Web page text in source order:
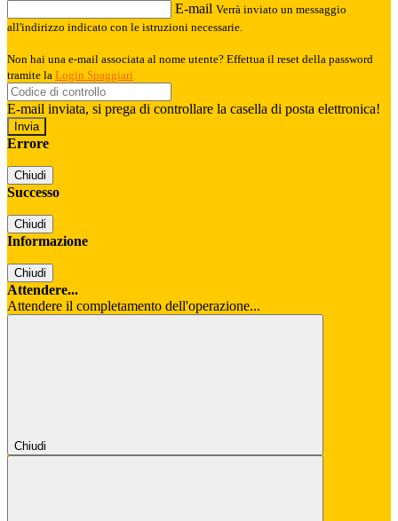
E-mail Verrà inviato un messaggio
all'indirizzo indicato con le istruzioni necessarie.
Non hai una e-mail associata al nome utente? Effettua il reset della password
tramite la Login Spaggiari
E-mail inviata, si prega di controllare la casella di posta elettronica!
Errore
Chiudi
Successo
Chiudi
Informazione
Chiudi
Attendere...
Attendere il completamento dell'operazione...
Chiudi